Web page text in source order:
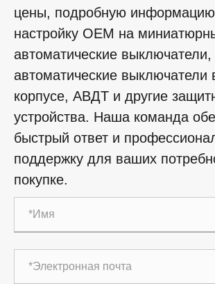
цены, подробную
настройку OEM на
автоматические выключатели,
автоматические выключатели
корпусе, АВДТ и другие
устройства. Наша команда
быстрый ответ и
поддержку для ваших
покупке.